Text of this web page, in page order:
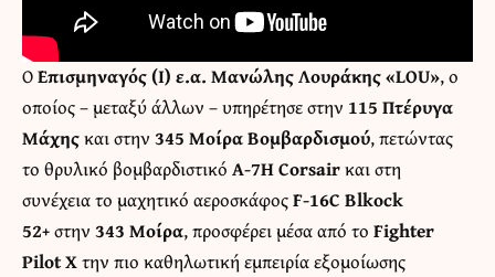
ΟΕπισμηναγός (Ι) ε.α. Μανώλης Λουράκης «LOU», ο
οποίος – μεταξύ άλλων – υπηρέτησε στην 115 Πτέρυγα
Μάχηςκαι στην 345 Μοίρα Βομβαρδισμού, πετώντας
το θρυλικό βομβαρδιστικό A-7H Corsairκαι στη
συνέχεια το μαχητικό αεροσκάφοςF-16C Blkock
52+στην 343 Μοίρα, προσφέρει μέσα από το Fighter
Pilot Xτην πιο καθηλωτική εμπειρία εξομοίωσης